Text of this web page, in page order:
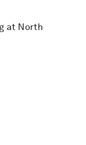
at North